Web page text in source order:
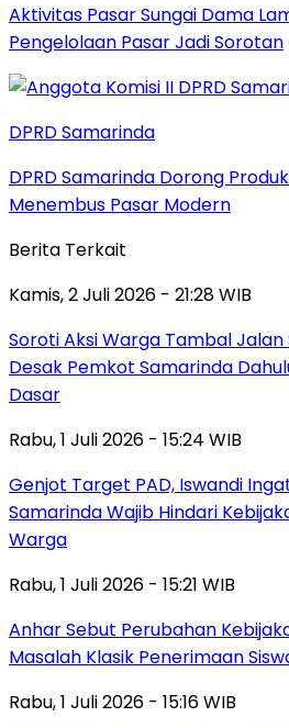
Aktivitas Pasar Sungai Dama
Pengelolaan Pasar Jadi Sorotan
DPRD Samarinda
DPRD Samarinda Dorong
Menembus Pasar Modern
Berita Terkait
Kamis, 2 Juli 2026 - 21:28 WIB
Soroti Aksi Warga Tambal Jalan
Desak Pemkot Samarinda
Dasar
Rabu, 1 Juli 2026 - 15:24 WIB
Genjot Target PAD, Iswandi
Samarinda Wajib Hindari
Warga
Rabu, 1 Juli 2026 - 15:21 WIB
Anhar Sebut Perubahan
Masalah Klasik Penerimaan
Rabu, 1 Juli 2026 - 15:16 WIB